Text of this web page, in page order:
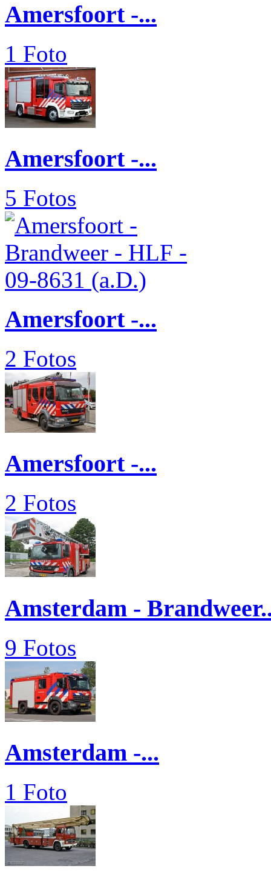
Amersfoort -...
1 Foto
Amersfoort -...
5 Fotos
Amersfoort -...
2 Fotos
Amersfoort -...
2 Fotos
Amsterdam -
9 Fotos
Amsterdam -...
1 Foto